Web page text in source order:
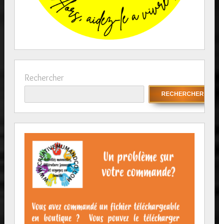
Rechercher
RECHERCHER